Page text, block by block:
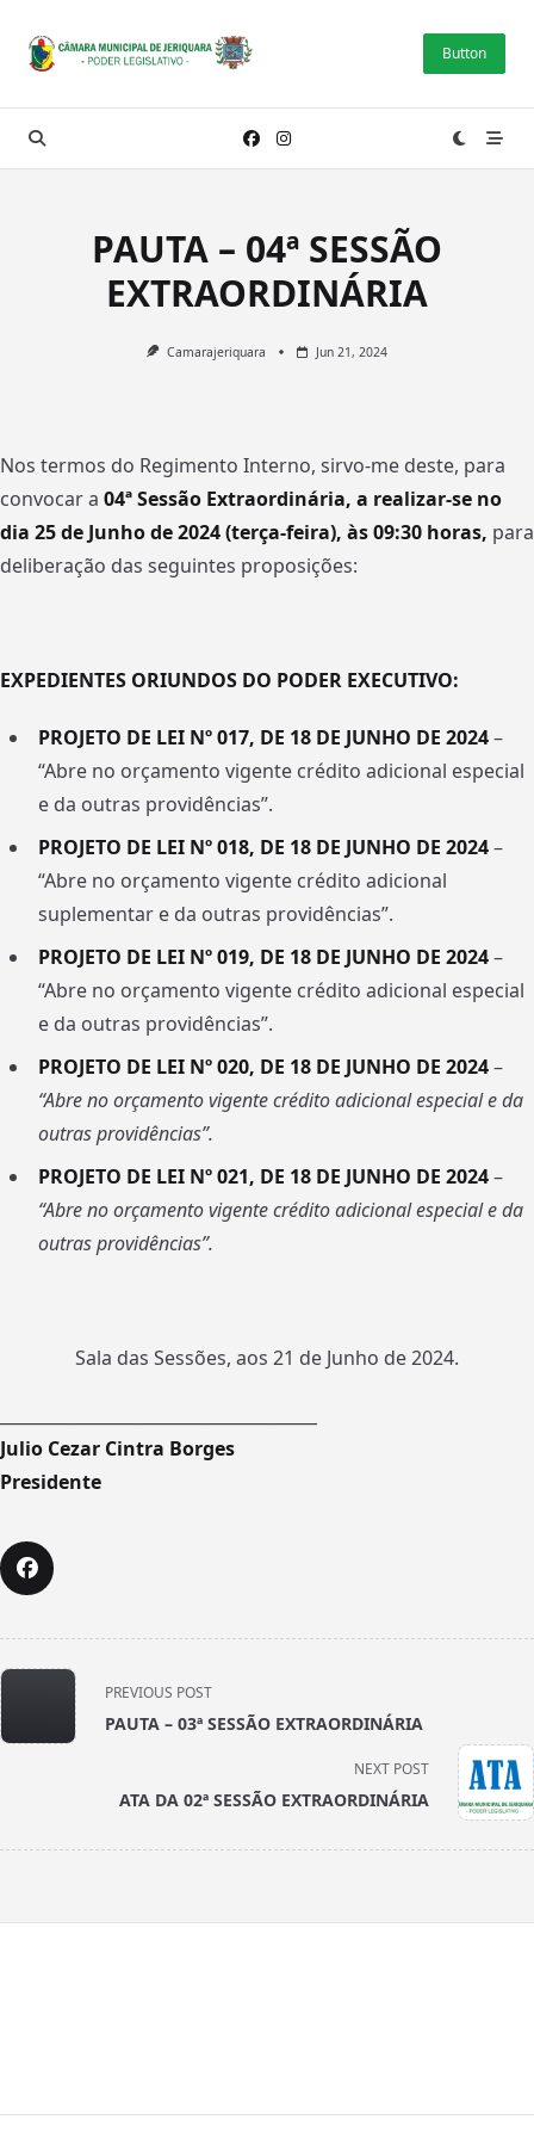
content
Button
PAUTA – 04ª SESSÃO
EXTRAORDINÁRIA
Camarajeriquara Jun 21, 2024
Nos termos do Regimento Interno, sirvo-me deste, para
convocar a 04ª Sessão Extraordinária, a realizar-se no
dia 25 de Junho de 2024 (terça-feira), às 09:30 horas, para
deliberação das seguintes proposições:
EXPEDIENTES ORIUNDOS DO PODER EXECUTIVO:
PROJETO DE LEI Nº017, DE 18 DE JUNHO DE 2024–
“Abre no orçamento vigente crédito adicional especial
e da outras providências”.
PROJETO DE LEI Nº018, DE 18 DE JUNHO DE 2024–
“Abre no orçamento vigente crédito adicional
suplementar e da outras providências”.
PROJETO DE LEI Nº019, DE 18 DE JUNHO DE 2024–
“Abre no orçamento vigente crédito adicional especial
e da outras providências”.
PROJETO DE LEI Nº020, DE 18 DE JUNHO DE 2024–
“Abrenoorçamentovigentecréditoadicionalespecialeda
outrasprovidências”.
PROJETO DE LEI Nº021, DE 18 DE JUNHO DE 2024–
“Abrenoorçamentovigentecréditoadicionalespecialeda
outrasprovidências”.
Sala das Sessões, aos 21 de Junho de 2024.
Julio Cezar Cintra Borges
Presidente
<span
class="nav-
subtitle
PREVIOUS POST
PAUTA – 03ª SESSÃO EXTRAORDINÁRIA
NEXT POST
ATA DA 02ª SESSÃO EXTRAORDINÁRIA